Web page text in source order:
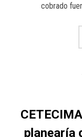
cobrado
planearía